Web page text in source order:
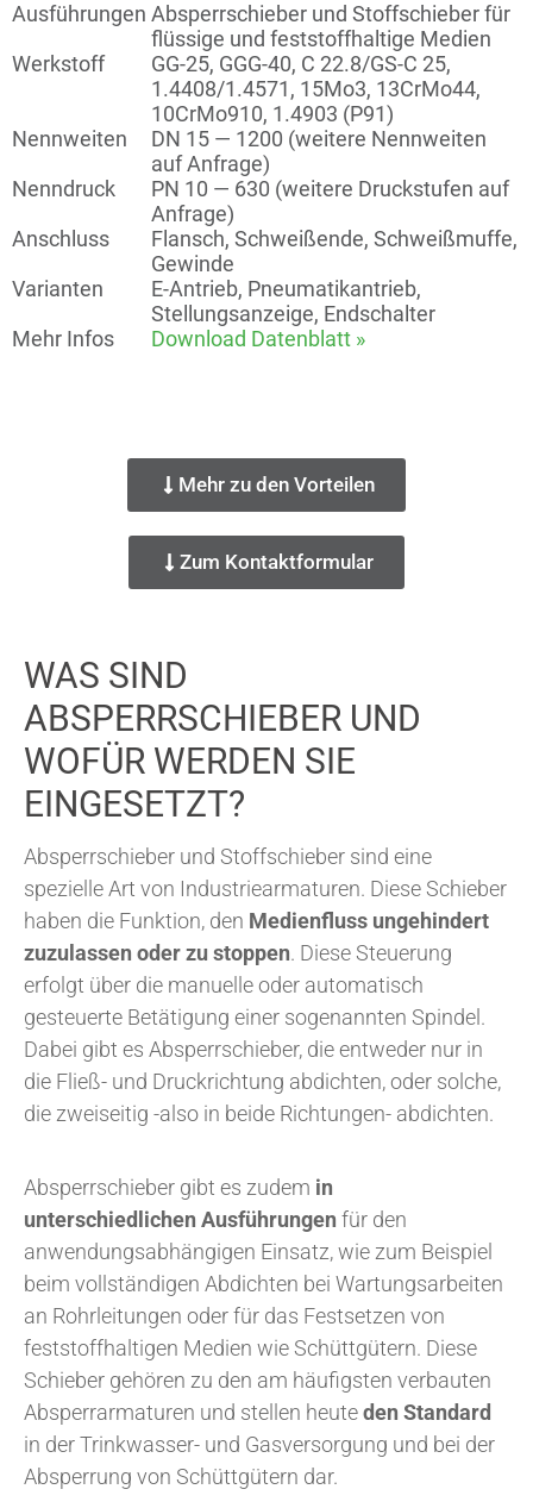
Ausführungen Absperrschieber und Stoffschieber für
flüssige und feststoffhaltige Medien
Werkstoff
GG-25, GGG-40, C 22.8/GS‑C 25,
1.4408/1.4571, 15Mo3, 13CrMo44,
10CrMo910, 1.4903 (P91)
Nennweiten
DN 15 — 1200 (weitere Nennweiten
auf Anfrage)
Nenndruck
PN 10 — 630 (weitere Druckstufen auf
Anfrage)
Anschluss
Flansch, Schweißende, Schweißmuffe,
Gewinde
Varianten
E‑Antrieb, Pneumatikantrieb,
Stellungsanzeige, Endschalter
Mehr Infos
Download Datenblatt »
Mehr zu den Vorteilen
Zum Kontaktformular
WAS SIND
ABSPERRSCHIEBER UND
WOFÜR WERDEN SIE
EINGESETZT?
Absperrschieber und Stoffschieber sind eine
spezielle Art von Industriearmaturen. Diese Schieber
haben die Funktion, den Medienfluss ungehindert
zuzulassen oder zu stoppen. Diese Steuerung
erfolgt über die manuelle oder automatisch
gesteuerte Betätigung einer sogenannten Spindel.
Dabei gibt es Absperrschieber, die entweder nur in
die Fließ- und Druckrichtung abdichten, oder solche,
die zweiseitig -also in beide Richtungen- abdichten.
Absperrschieber gibt es zudem in
unterschiedlichen Ausführungen für den
anwendungsabhängigen Einsatz, wie zum Beispiel
beim vollständigen Abdichten bei Wartungsarbeiten
an Rohrleitungen oder für das Festsetzen von
feststoffhaltigen Medien wie Schüttgütern. Diese
Schieber gehören zu den am häufigsten verbauten
Absperrarmaturen und stellen heuteden Standard
in der Trinkwasser- und Gasversorgung und bei der
Absperrung von Schüttgütern dar.